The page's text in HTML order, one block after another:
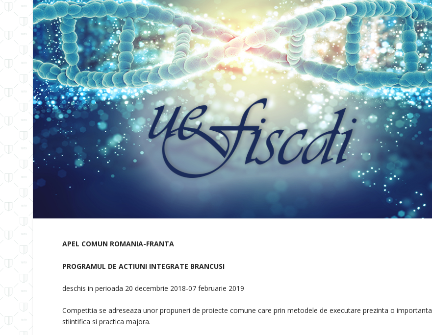
APEL COMUN ROMANIA-FRANTA
PROGRAMUL DE ACTIUNI INTEGRATE BRANCUSI
deschis in perioada 20 decembrie 2018-07 februarie 2019
Competitia se adreseaza unor propuneri de proiecte comune care prin metodele de executare prezinta o importanta
stiintifica si practica majora.